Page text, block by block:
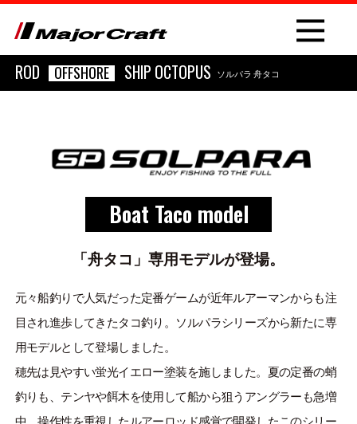
PRODUCT
LURE
OTHER
ONLINE SHOP
OVERSEAS
ROD OFFSHORE SHIP OCTOPUS ソルパラ 舟タコ
Boat Taco model
「舟タコ」専用モデルが登場。
元々船釣りで人気だった定番ゲームが近年ルアーマンからも注
目され進歩してきたタコ釣り。ソルパラシリーズから新たに専
用モデルとして登場しました。
穂先は見やすい蛍光イエロー塗装を施しました。夏の定番の蛸
釣りも、テンヤや餌木を使用して船から狙うアングラーも急増
中。操作性を重視したルアーロッド感覚で開発したこのシリー